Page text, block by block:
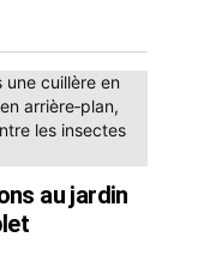
au jardin